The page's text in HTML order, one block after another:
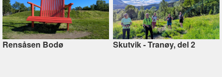
Rensåsen Bodø Skutvik - Tranøy, del 2